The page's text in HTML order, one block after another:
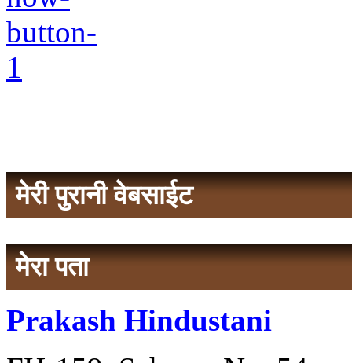
मेरी पुरानी वेबसाईट
मेरा पता
Prakash Hindustani